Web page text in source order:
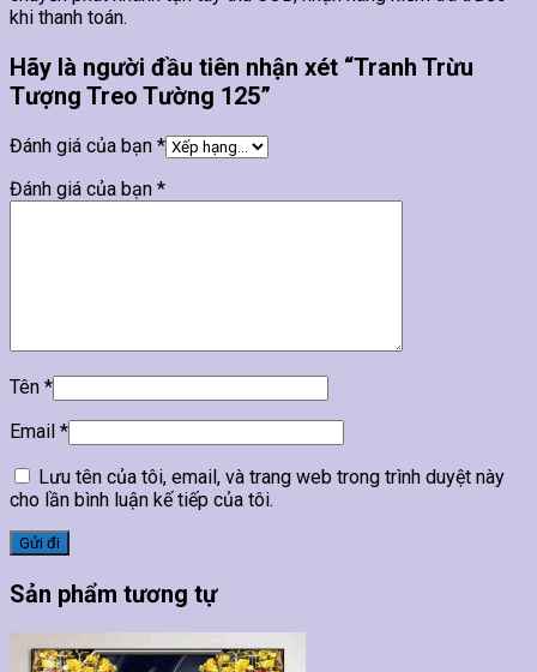
khi thanh toán.
Hãy là người đầu tiên nhận xét “Tranh Trừu
Tượng Treo Tường 125”
Đánh giá của bạn *
Đánh giá của bạn *
Tên *
Email *
Lưu tên của tôi, email, và trang web trong trình duyệt này
cho lần bình luận kế tiếp của tôi.
Sản phẩm tương tự